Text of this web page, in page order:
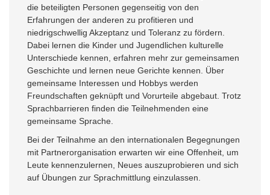
die beteiligten Personen gegenseitig von den
Erfahrungen der anderen zu profitieren und
niedrigschwellig Akzeptanz und Toleranz zu fördern.
Dabei lernen die Kinder und Jugendlichen kulturelle
Unterschiede kennen, erfahren mehr zur gemeinsamen
Geschichte und lernen neue Gerichte kennen. Über
gemeinsame Interessen und Hobbys werden
Freundschaften geknüpft und Vorurteile abgebaut. Trotz
Sprachbarrieren finden die Teilnehmenden eine
gemeinsame Sprache.
Bei der Teilnahme an den internationalen Begegnungen
mit Partnerorganisation erwarten wir eine Offenheit, um
Leute kennenzulernen, Neues auszuprobieren und sich
auf Übungen zur Sprachmittlung einzulassen.